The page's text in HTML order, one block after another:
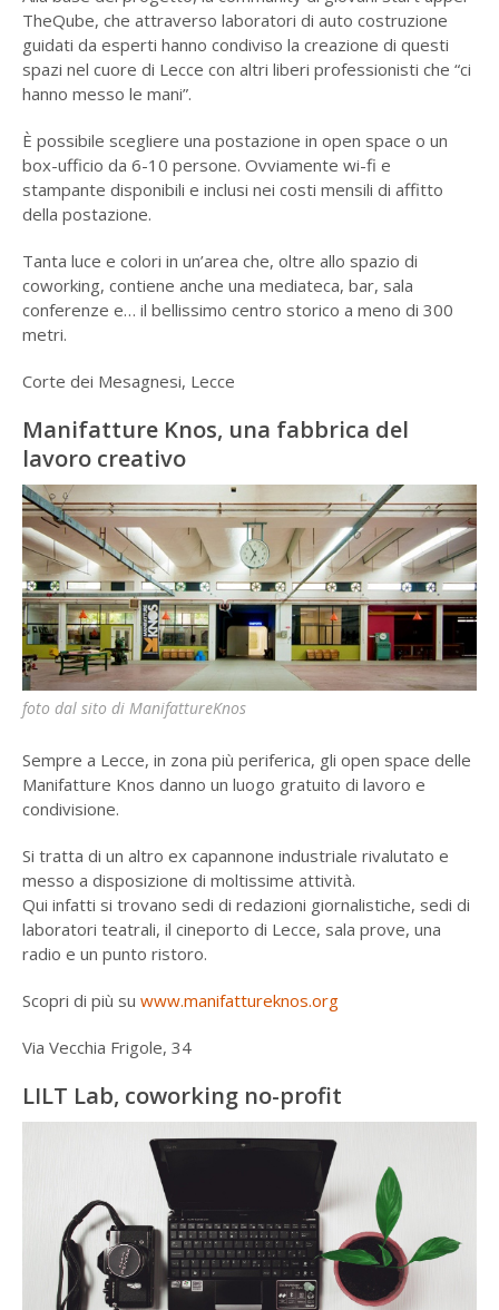
TheQube, che attraverso laboratori di auto costruzione
guidati da esperti hanno condiviso la creazione di questi
spazi nel cuore di Lecce con altri liberi professionisti che “ci
hanno messo le mani”.
È possibile scegliere una postazione in open space o un
box-ufficio da 6-10 persone. Ovviamente wi-fi e
stampante disponibili e inclusi nei costi mensili di affitto
della postazione.
Tanta luce e colori in un’area che, oltre allo spazio di
coworking, contiene anche una mediateca, bar, sala
conferenze e… il bellissimo centro storico a meno di 300
metri.
Corte dei Mesagnesi, Lecce
Manifatture Knos, una fabbrica del
lavoro creativo
foto dal sito di ManifattureKnos
Sempre a Lecce, in zona più periferica, gli open space delle
Manifatture Knos danno un luogo gratuito di lavoro e
condivisione.
Si tratta di un altro ex capannone industriale rivalutato e
messo a disposizione di moltissime attività.
Qui infatti si trovano sedi di redazioni giornalistiche, sedi di
laboratori teatrali, il cineporto di Lecce, sala prove, una
radio e un punto ristoro.
Scopri di più su www.manifattureknos.org
Via Vecchia Frigole, 34
LILT Lab, coworking no-profit